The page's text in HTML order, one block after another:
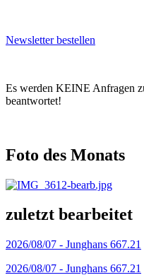
Newsletter bestellen
Es werden KEINE Anfragen
beantwortet!
Foto des Monats
zuletzt bearbeitet
2026/08/07 - Junghans 667.21
2026/08/07 - Junghans 667.21